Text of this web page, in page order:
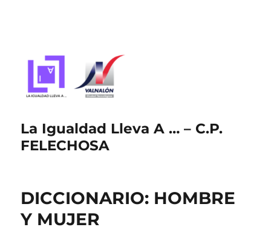
La Igualdad Lleva A … – C.P.
FELECHOSA
DICCIONARIO: HOMBRE
Y MUJER